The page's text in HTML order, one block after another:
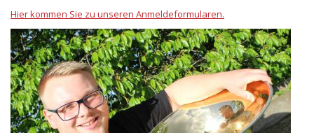
Hier kommen Sie zu unseren Anmeldeformularen.